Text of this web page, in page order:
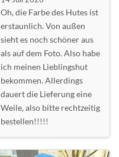
Oh, die Farbe des Hutes ist
erstaunlich. Von außen
sieht es noch schöner aus
als auf dem Foto. Also habe
ich meinen Lieblingshut
bekommen. Allerdings
dauert die Lieferung eine
Weile, also bitte rechtzeitig
bestellen!!!!!